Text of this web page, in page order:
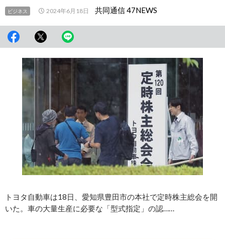
ビジネス 2024年6月18日 共同通信 47NEWS
トヨタ自動車は18日、愛知県豊田市の本社で定時株主総会を開
いた。車の大量生産に必要な「型式指定」の認……